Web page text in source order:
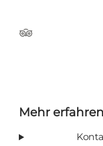
Tripadvisor
Mehr erfahren